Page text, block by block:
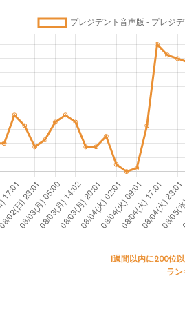
1週間以内に200位
ラン